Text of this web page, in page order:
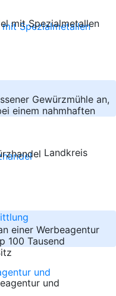
Gewürzmühle an,
einem nahmhaften
Landkreis
einer Werbeagentur
100 Tausend